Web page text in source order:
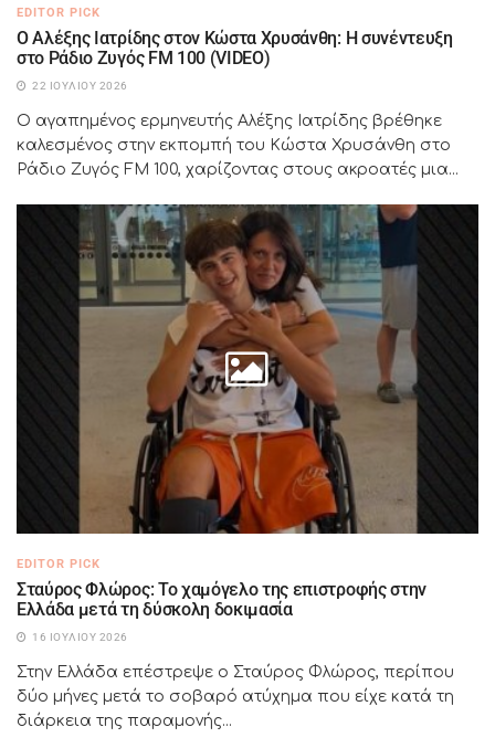
EDITOR PICK
Ο Αλέξης Ιατρίδης στον Κώστα Χρυσάνθη: Η συνέντευξη
στο Ράδιο Ζυγός FM 100 (VIDEO)
22 ΙΟΥΛΊΟΥ 2026
Ο αγαπημένος ερμηνευτής Αλέξης Ιατρίδης βρέθηκε
καλεσμένος στην εκπομπή του Κώστα Χρυσάνθη στο
Ράδιο Ζυγός FM 100, χαρίζοντας στους ακροατές μια...
EDITOR PICK
Σταύρος Φλώρος: Το χαμόγελο της επιστροφής στην
Ελλάδα μετά τη δύσκολη δοκιμασία
16 ΙΟΥΛΊΟΥ 2026
Στην Ελλάδα επέστρεψε ο Σταύρος Φλώρος, περίπου
δύο μήνες μετά το σοβαρό ατύχημα που είχε κατά τη
διάρκεια της παραμονής...